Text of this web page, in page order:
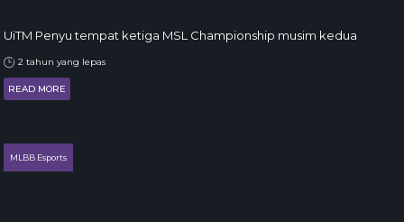
UiTM Penyu tempat ketiga MSL Championship musim kedua
2 tahun yang lepas
READ MORE
MLBB Esports